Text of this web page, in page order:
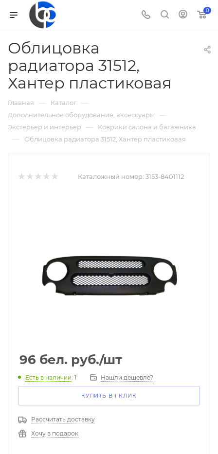
0
Облицовка
радиатора 31512,
Хантер пластиковая
Главная — Каталог —
Дополнительное оборудование, аксессуары —
Экстерьер и интерьер — Коврики салона и багажника
— Облицовка радиатора 31512, Хантер пластиковая
Каталожный номер: 3153-8401112
96 бел. руб./шт
Есть в наличии: 1 Нашли дешевле?
КУПИТЬ В 1 КЛИК
Рассчитать доставку
Хочу в подарок